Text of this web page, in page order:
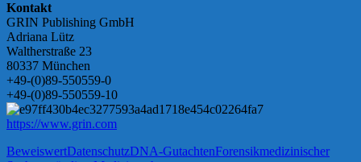
Kontakt
GRIN Publishing GmbH
Adriana Lütz
Waltherstraße 23
80337 München
+49-(0)89-550559-0
+49-(0)89-550559-10
https://www.grin.com
BeweiswertDatenschutzDNA-GutachtenForensikmedizinischer